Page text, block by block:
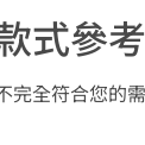
式參考
完全符合您的